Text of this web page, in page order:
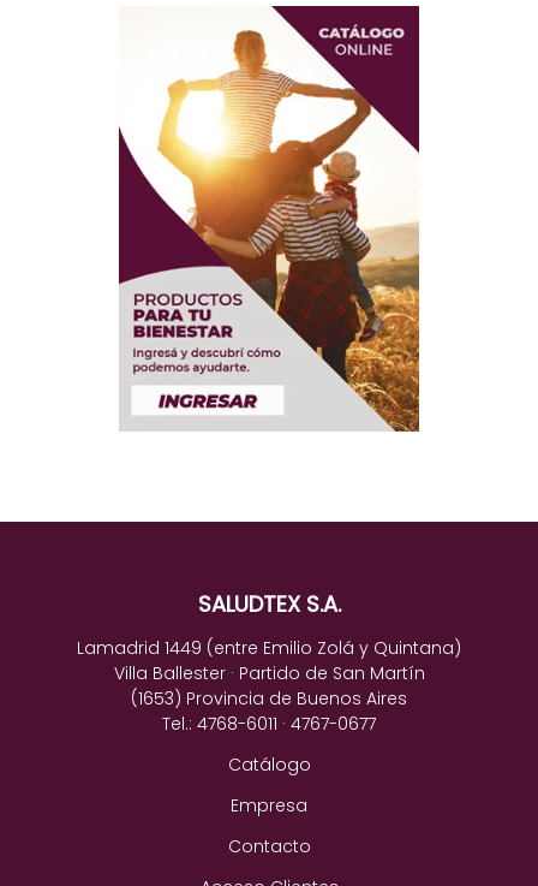
SALUDTEX S.A.
Lamadrid 1449 (entre Emilio Zolá y Quintana)
Villa Ballester · Partido de San Martín
(1653) Provincia de Buenos Aires
Tel.: 4768-6011 · 4767-0677
Catálogo
Empresa
Contacto